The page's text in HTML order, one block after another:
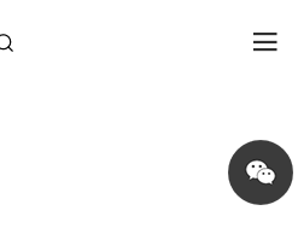
Share
on
wechat